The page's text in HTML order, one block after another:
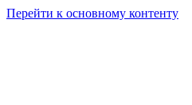
Перейти к основному контенту